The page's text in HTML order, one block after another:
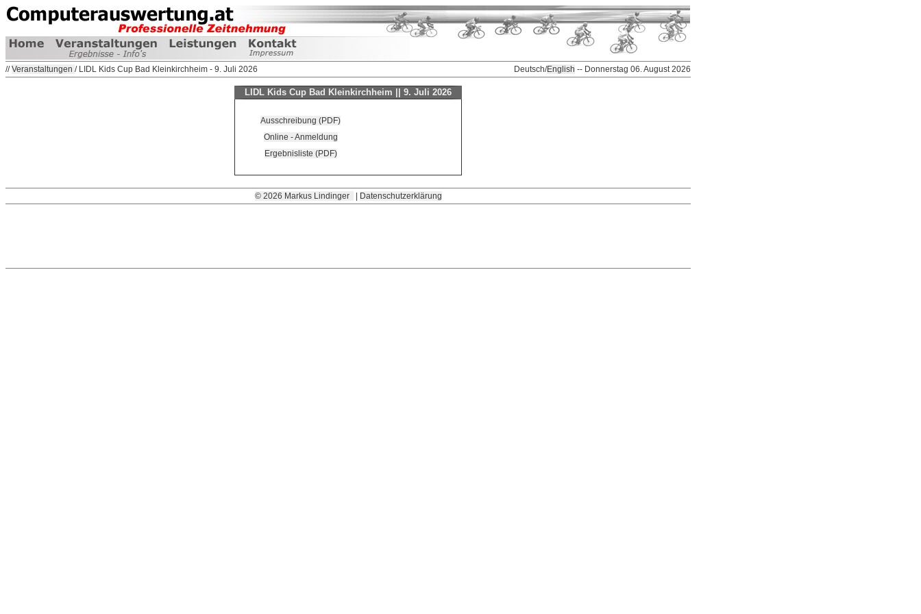
//Veranstaltungen / LIDL Kids Cup Bad Kleinkirchheim - 9. Juli 2026 Deutsch/English -- Donnerstag 06. August 2026
LIDL Kids Cup Bad Kleinkirchheim || 9. Juli 2026
Ausschreibung (PDF)
Online - Anmeldung
Ergebnisliste (PDF)
© 2026 Markus Lindinger Datenschutzerklärung